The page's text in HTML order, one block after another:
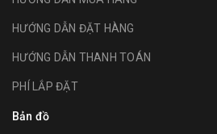
HƯỚNG DẪN ĐẶT HÀNG
HƯỚNG DẪN THANH TOÁN
PHÍ LẮP ĐẶT
Bản đồ